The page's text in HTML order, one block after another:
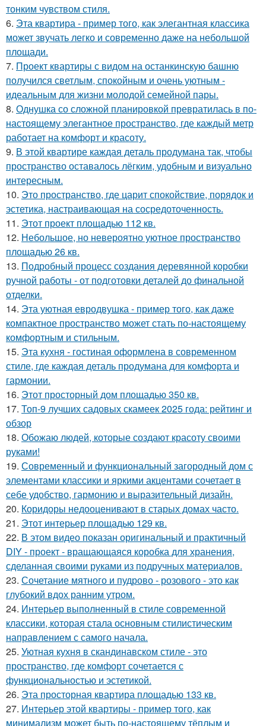
тонким чувством стиля.
6. Эта квартира - пример того, как элегантная классика
может звучать легко и современно даже на небольшой
площади.
7. Проект квартиры с видом на останкинскую башню
получился светлым, спокойным и очень уютным -
идеальным для жизни молодой семейной пары.
8. Однушка со сложной планировкой превратилась в по-
настоящему элегантное пространство, где каждый метр
работает на комфорт и красоту.
9. В этой квартире каждая деталь продумана так, чтобы
пространство оставалось лёгким, удобным и визуально
интересным.
10. Это пространство, где царит спокойствие, порядок и
эстетика, настраивающая на сосредоточенность.
11. Этот проект площадью 112 кв.
12. Небольшое, но невероятно уютное пространство
площадью 26 кв.
13. Подробный процесс создания деревянной коробки
ручной работы - от подготовки деталей до финальной
отделки.
14. Эта уютная евродвушка - пример того, как даже
компактное пространство может стать по-настоящему
комфортным и стильным.
15. Эта кухня - гостиная оформлена в современном
стиле, где каждая деталь продумана для комфорта и
гармонии.
16. Этот просторный дом площадью 350 кв.
17. Топ-9 лучших садовых скамеек 2025 года: рейтинг и
обзор
18. Обожаю людей, которые создают красоту своими
руками!
19. Современный и функциональный загородный дом с
элементами классики и яркими акцентами сочетает в
себе удобство, гармонию и выразительный дизайн.
20. Коридоры недооценивают в старых домах часто.
21. Этот интерьер площадью 129 кв.
22. В этом видео показан оригинальный и практичный
DIY - проект - вращающаяся коробка для хранения,
сделанная своими руками из подручных материалов.
23. Сочетание мятного и пудрово - розового - это как
глубокий вдох ранним утром.
24. Интерьер выполненный в стиле современной
классики, которая стала основным стилистическим
направлением с самого начала.
25. Уютная кухня в скандинавском стиле - это
пространство, где комфорт сочетается с
функциональностью и эстетикой.
26. Эта просторная квартира площадью 133 кв.
27. Интерьер этой квартиры - пример того, как
минимализм может быть по-настоящему тёплым и